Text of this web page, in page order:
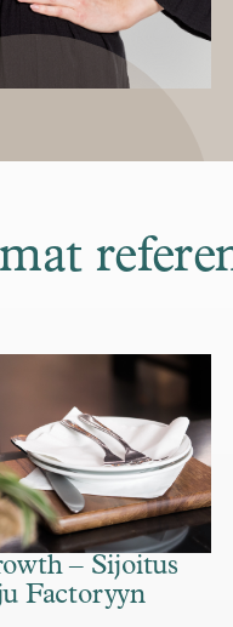
– Sijoitus
Factoryyn